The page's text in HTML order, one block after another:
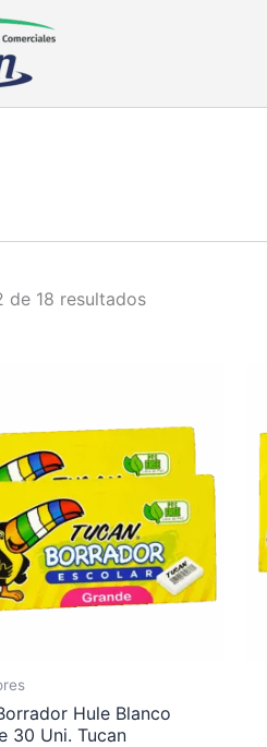
de 18 resultados
Hule Blanco
30 Uni. Tucan